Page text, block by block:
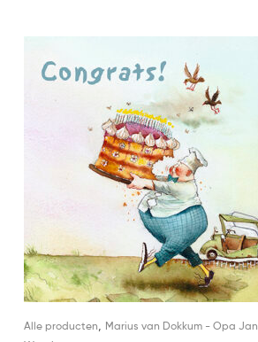
Alle producten, Marius van Dokkum - Opa Jan